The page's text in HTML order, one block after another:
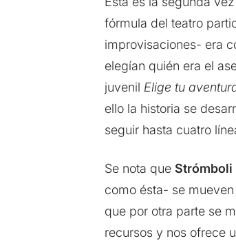
fórmula del teatro
improvisaciones- era
elegían quién era el
juvenil Elige tu
ello la historia se
seguir hasta cuatro
Se nota que Strómboli
como ésta- se
que por otra parte se
recursos y nos ofrece